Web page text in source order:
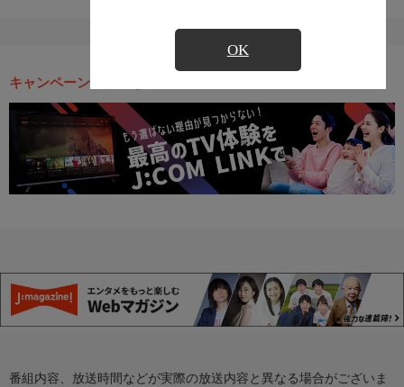
OK
キャンペーン・お得な情報
番組内容、放送時間などが実際の放送内容と異なる場合がございま